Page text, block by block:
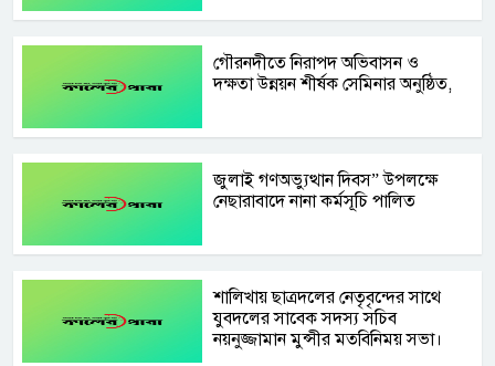
গৌরনদীতে নিরাপদ অভিবাসন ও
দক্ষতা উন্নয়ন শীর্ষক সেমিনার অনুষ্ঠিত,
জুলাই গণঅভ্যুত্থান দিবস” উপলক্ষে
নেছারাবাদে নানা কর্মসূচি পালিত
শালিখায় ছাত্রদলের নেতৃবৃন্দের সাথে
যুবদলের সাবেক সদস্য সচিব
নয়নুজ্জামান মুন্সীর মতবিনিময় সভা।